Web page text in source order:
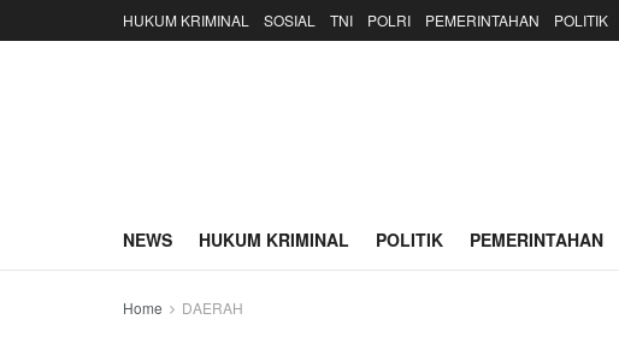
HUKUM KRIMINAL SOSIAL TNI POLRI PEMERINTAHAN POLITIK
NEWS HUKUM KRIMINAL POLITIK PEMERINTAHAN
Home DAERAH